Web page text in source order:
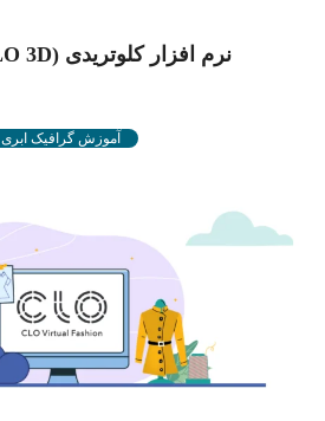
نرم افزار کلوتریدی (CLO 3D) چیست؟
آموزش گرافیک ابری